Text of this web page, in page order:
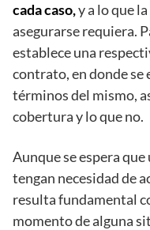
cada caso,y a lo que
asegurarse requiera.
establece una
contrato, en donde se
términos del mismo,
cobertura y lo que no.
Aunque se espera
tengan necesidad de
resulta fundamental
momento de alguna